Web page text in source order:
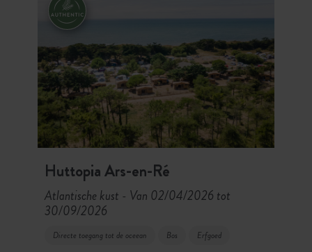
Huttopia Ars-en-Ré
Atlantische kust - Van 02/04/2026 tot
30/09/2026
Directe toegang tot de oceean Bos Erfgoed